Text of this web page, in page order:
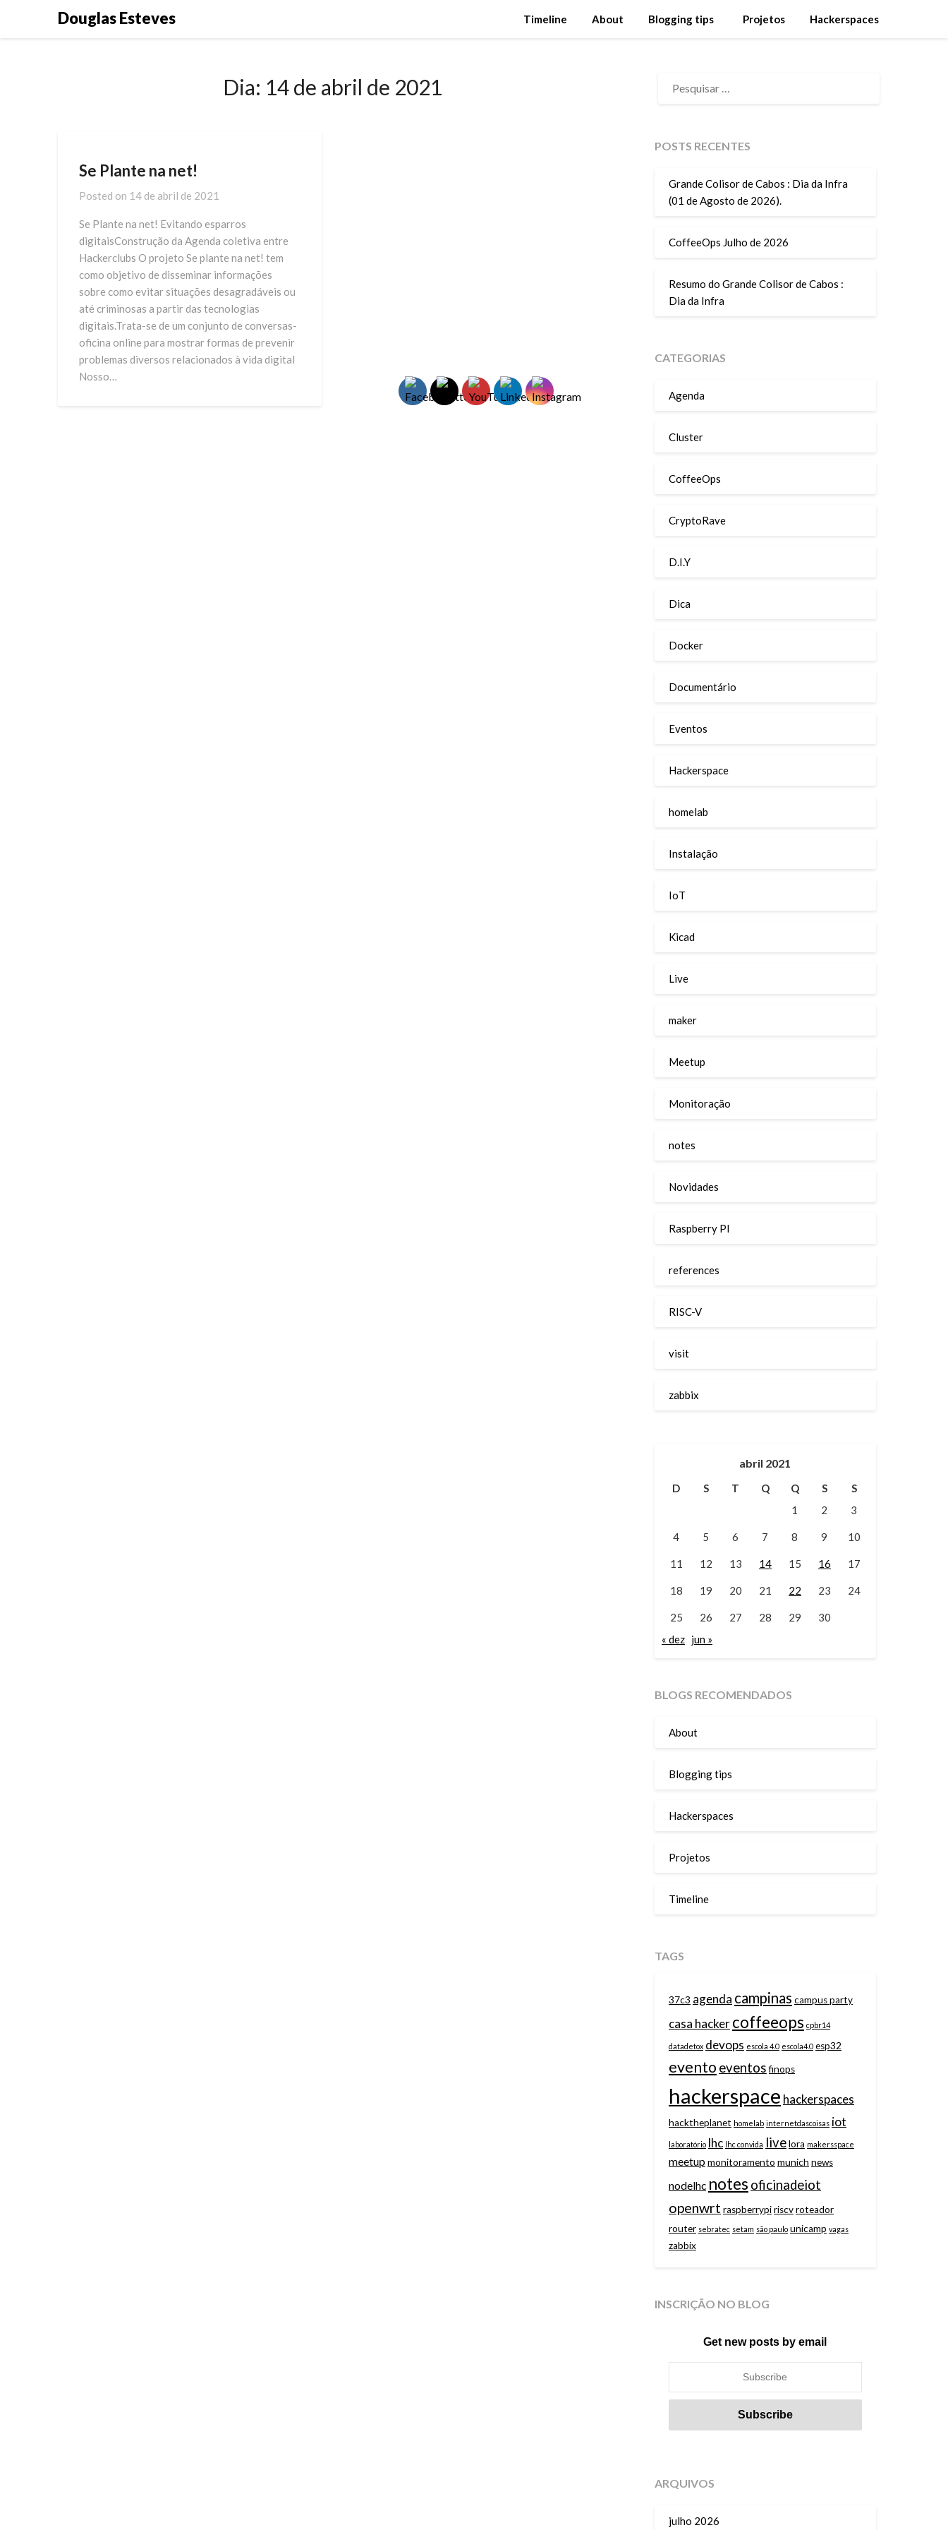
Douglas Esteves Timeline About Blogging tips Projetos Hackerspaces
Dia: 14 de abril de 2021
Se Plante na net!
Posted on 14 de abril de 2021
Se Plante na net! Evitando esparros
digitaisConstrução da Agenda coletiva entre
Hackerclubs O projeto Se plante na net! tem
como objetivo de disseminar informações
sobre como evitar situações desagradáveis ou
até criminosas a partir das tecnologias
digitais.Trata-se de um conjunto de conversas-
oficina online para mostrar formas de prevenir
problemas diversos relacionados à vida digital
Nosso…
POR:
POSTS RECENTES
Grande Colisor de Cabos : Dia da Infra
(01 de Agosto de 2026).
CoffeeOps Julho de 2026
Resumo do Grande Colisor de Cabos :
Dia da Infra
CATEGORIAS
Agenda
Cluster
CoffeeOps
CryptoRave
D.I.Y
Dica
Docker
Documentário
Eventos
Hackerspace
homelab
Instalação
IoT
Kicad
Live
maker
Meetup
Monitoração
notes
Novidades
Raspberry PI
references
RISC-V
visit
zabbix
abril 2021
D S T Q Q S
S
1
2 3
4 5 6 7 8 9 10
11 12 13 14 15 16 17
18 19 20 21 22 23 24
25 26 27 28 29
30
« dez jun »
BLOGS RECOMENDADOS
About
Blogging tips
Hackerspaces
Projetos
Timeline
TAGS
37c3 agenda campinas campus party
casa hackercoffeeops cpbr14
datadetox devops escola 4.0 escola4.0 esp32
evento eventos finops
hackerspace hackerspaces
hacktheplanet homelab internetdascoisas iot
laboratório lhc lhc convida livelora makersspace
meetup monitoramento munich news
nodelhc notes oficinadeiot
openwrt raspberrypiriscvroteador
router sebratec setam são paulo unicamp vagas
zabbix
INSCRIÇÃO NO BLOG
Get new posts by email
ARQUIVOS
julho 2026